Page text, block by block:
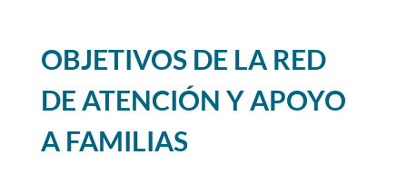
OBJETIVOS DE LA RED
DE ATENCIÓN Y APOYO
A FAMILIAS